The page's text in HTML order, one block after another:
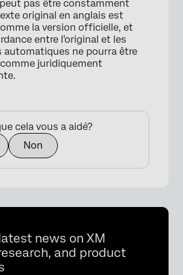
pas être constamment
original en anglais est
la version officielle, et
entre l'original et les
ne pourra être
juridiquement
cela vous a aidé?
Non
news on XM
and product